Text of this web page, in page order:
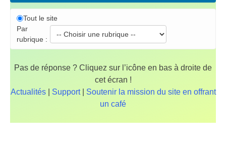
Tout le site
Par
rubrique :
Pas de réponse ? Cliquez sur l’icône en bas à droite de
cet écran !
Actualités| Support| Soutenir la mission du site en offrant
un café